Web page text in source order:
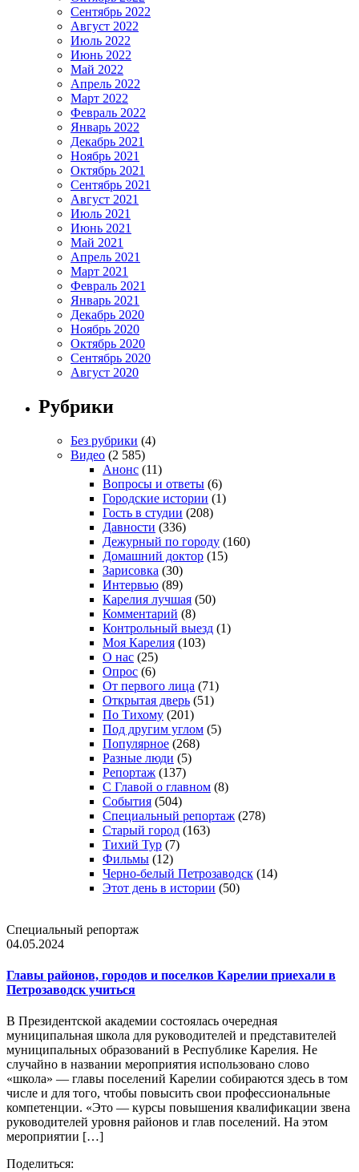
Сентябрь 2022
Август 2022
Июль 2022
Июнь 2022
Май 2022
Апрель 2022
Март 2022
Февраль 2022
Январь 2022
Декабрь 2021
Ноябрь 2021
Октябрь 2021
Сентябрь 2021
Август 2021
Июль 2021
Июнь 2021
Май 2021
Апрель 2021
Март 2021
Февраль 2021
Январь 2021
Декабрь 2020
Ноябрь 2020
Октябрь 2020
Сентябрь 2020
Август 2020
Рубрики
Без рубрики (4)
Видео (2 585)
Анонс (11)
Вопросы и ответы (6)
Городские истории (1)
Гость в студии (208)
Давности (336)
Дежурный по городу (160)
Домашний доктор (15)
Зарисовка (30)
Интервью (89)
Карелия лучшая (50)
Комментарий (8)
Контрольный выезд (1)
Моя Карелия (103)
О нас (25)
Опрос (6)
От первого лица (71)
Открытая дверь (51)
По Тихому (201)
Под другим углом (5)
Популярное (268)
Разные люди (5)
Репортаж (137)
С Главой о главном (8)
События (504)
Специальный репортаж (278)
Старый город (163)
Тихий Тур (7)
Фильмы (12)
Черно-белый Петрозаводск (14)
Этот день в истории (50)
Специальный репортаж
04.05.2024
Главы районов, городов и поселков Карелии приехали в
Петрозаводск учиться
В Президентской академии состоялась очередная
муниципальная школа для руководителей и представителей
муниципальных образований в Республике Карелия. Не
случайно в названии мероприятия использовано слово
«школа» — главы поселений Карелии собираются здесь в том
числе и для того, чтобы повысить свои профессиональные
компетенции. «Это — курсы повышения квалификации звена
руководителей уровня районов и глав поселений. На этом
мероприятии […]
Поделиться: